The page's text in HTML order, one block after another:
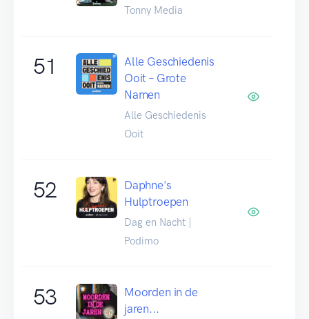
Tonny Media
51
Alle Geschiedenis
Ooit – Grote
Namen
Alle Geschiedenis
Ooit
52
Daphne's
Hulptroepen
Dag en Nacht |
Podimo
53
Moorden in de
jaren...